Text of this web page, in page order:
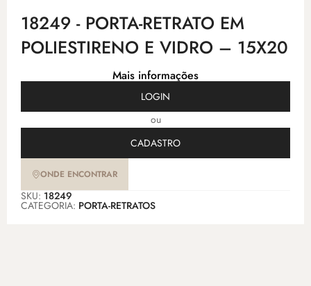
18249 - PORTA-RETRATO EM
POLIESTIRENO E VIDRO – 15X20
Mais informações
LOGIN
ou
CADASTRO
ONDE ENCONTRAR
SKU: 18249
CATEGORIA: PORTA-RETRATOS